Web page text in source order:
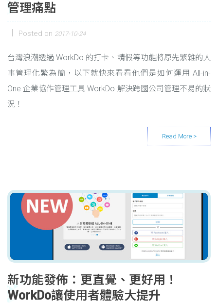
管理痛點
Posted on 2017-10-24
台灣浪潮透過 WorkDo 的打卡、請假等功能將原先繁雜的人
事管理化繁為簡，以下就快來看看他們是如何運用 All-in-
One 企業協作管理工具 WorkDo 解決跨國公司管理不易的狀
況！
新功能發佈：更直覺、更好用！
WorkDo讓使用者體驗大提升